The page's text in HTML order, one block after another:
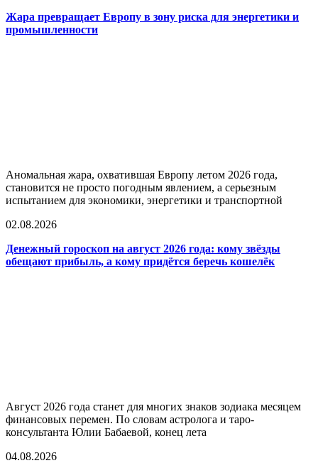
Жара превращает Европу в зону риска для энергетики и
промышленности
Аномальная жара, охватившая Европу летом 2026 года,
становится не просто погодным явлением, а серьезным
испытанием для экономики, энергетики и транспортной
02.08.2026
Денежный гороскоп на август 2026 года: кому звёзды
обещают прибыль, а кому придётся беречь кошелёк
Август 2026 года станет для многих знаков зодиака месяцем
финансовых перемен. По словам астролога и таро-
консультанта Юлии Бабаевой, конец лета
04.08.2026